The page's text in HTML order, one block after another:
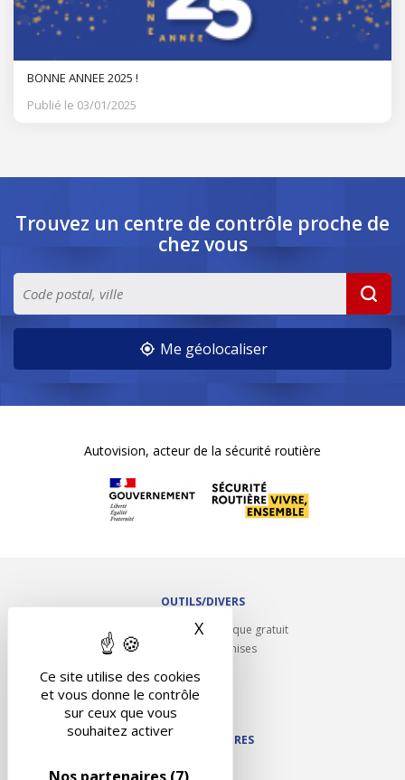
Ce site utilise des cookies
et vous donne le contrôle
sur ceux que vous
souhaitez activer
X Masquer le bandeau des
BONNE ANNEE 2025 !
Publié le 03/01/2025
Trouvez un centre de contrôle proche de
chez vous
Me géolocaliser
Autovision, acteur de la sécurité routière
OUTILS/DIVERS
Rappel contrôle technique gratuit
Partenariats/Remises
Contact
NOS PARTENAIRES
Autodidact